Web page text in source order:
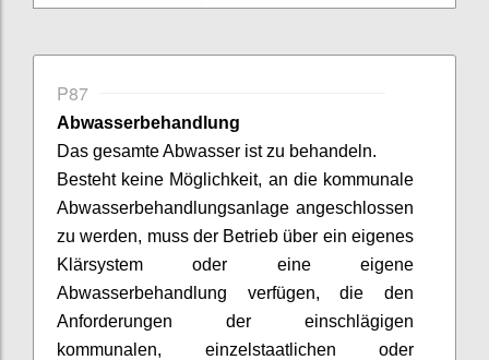
P87
Abwasserbehandlung
Das gesamte Abwasser ist zu behandeln.
Besteht keine Möglichkeit, an die kommunale
Abwasserbehandlungsanlage angeschlossen
zu werden, muss der Betrieb über ein eigenes
Klärsystemoder eine eigene
Abwasserbehandlung verfügen, die den
Anforderungen der einschlägigen
kommunalen, einzelstaatlichen oder